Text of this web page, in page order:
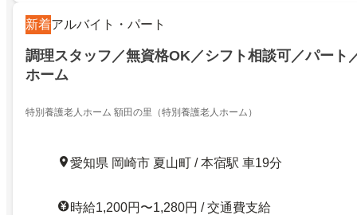
新着アルバイト・パート
調理スタッフ／無資格OK／シフト相談可／パート
ホーム
特別養護老人ホーム 額田の里（特別養護老人ホーム）
愛知県 岡崎市 夏山町 / 本宿駅 車19分
時給1,200円〜1,280円 / 交通費支給